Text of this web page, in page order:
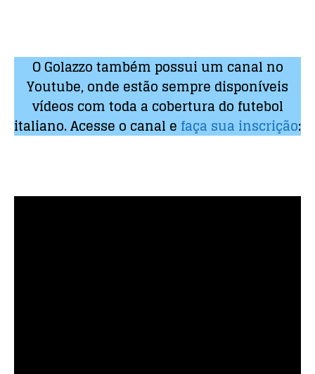
O Golazzo também possui um canal no
Youtube, onde estão sempre disponíveis
vídeos com toda a cobertura do futebol
italiano. Acesse o canal e faça sua inscrição: